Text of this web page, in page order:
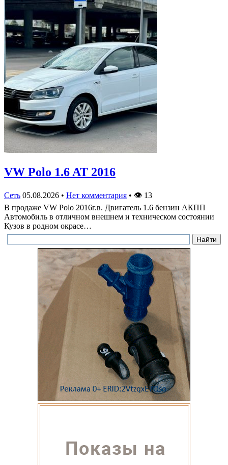
VW Polo 1.6 AT 2016
Сеть 05.08.2026 • Нет комментария • 👁 13
В продаже VW Polo 2016г.в. Двигатель 1.6 бензин АКПП
Автомобиль в отличном внешнем и техническом состоянии
Кузов в родном окрасе…